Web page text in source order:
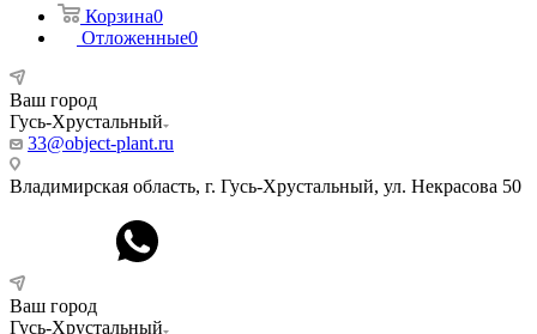
Корзина0
Отложенные0
Ваш город
Гусь-Хрустальный
33@object-plant.ru
Владимирская область, г. Гусь-Хрустальный, ул. Некрасова 50
Ваш город
Гусь-Хрустальный